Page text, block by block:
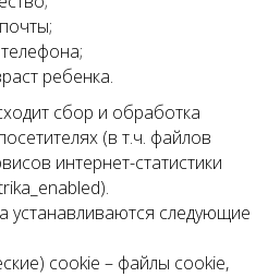
ребенка.
сбор и обработка
(в т.ч. файлов
интернет-статистики
устанавливаются следующие
cookie – файлы cookie,